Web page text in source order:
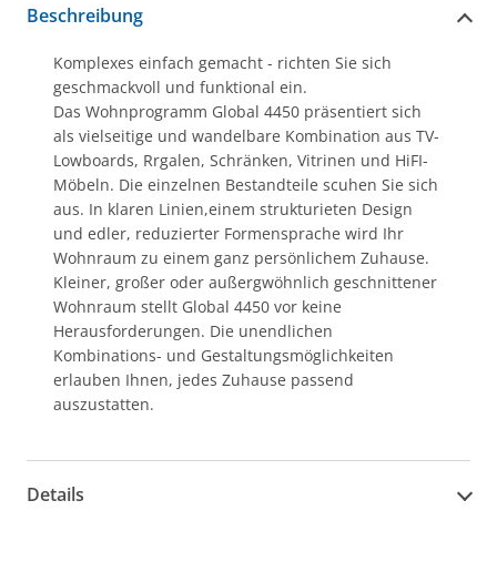
Beschreibung
Komplexes einfach gemacht - richten Sie sich
geschmackvoll und funktional ein.
Das Wohnprogramm Global 4450 präsentiert sich
als vielseitige und wandelbare Kombination aus TV-
Lowboards, Rrgalen, Schränken, Vitrinen und HiFI-
Möbeln. Die einzelnen Bestandteile scuhen Sie sich
aus. In klaren Linien,einem strukturieten Design
und edler, reduzierter Formensprache wird Ihr
Wohnraum zu einem ganz persönlichem Zuhause.
Kleiner, großer oder außergwöhnlich geschnittener
Wohnraum stellt Global 4450 vor keine
Herausforderungen. Die unendlichen
Kombinations- und Gestaltungsmöglichkeiten
erlauben Ihnen, jedes Zuhause passend
auszustatten.
Details